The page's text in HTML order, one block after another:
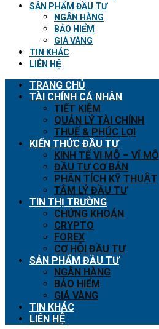
SẢN PHẨM ĐẦU TƯ
NGÂN HÀNG
BẢO HIỂM
GIÁ VÀNG
TIN KHÁC
LIÊN HỆ
TRANG CHỦ
TÀI CHÍNH CÁ NHÂN
TIẾT KIỆM
QUẢN LÝ TÀI CHÍNH
THUẾ & PHÚC LỢI
KIẾN THỨC ĐẦU TƯ
KINH TẾ VI MÔ – VĨ MÔ
ĐẦU TƯ CƠ BẢN
PHÂN TÍCH KỸ THUẬT
TÂM LÝ ĐẦU TƯ
TIN THỊ TRƯỜNG
CHỨNG KHOÁN
CRYPTO
FOREX
CƠ HỘI ĐẦU TƯ
SẢN PHẨM ĐẦU TƯ
NGÂN HÀNG
BẢO HIỂM
GIÁ VÀNG
TIN KHÁC
LIÊN HỆ